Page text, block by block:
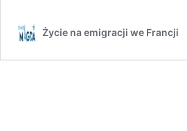
Życie na emigracji we Francji